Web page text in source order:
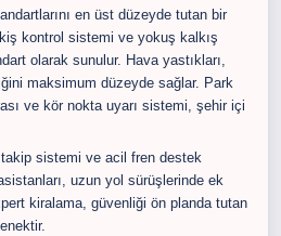
en üst düzeyde tutan bir
kontrol sistemi ve yokuş kalkış
olarak sunulur. Hava yastıkları,
maksimum düzeyde sağlar. Park
ve kör nokta uyarı sistemi, şehir içi
sistemi ve acil fren destek
uzun yol sürüşlerinde ek
kiralama, güvenliği ön planda tutan